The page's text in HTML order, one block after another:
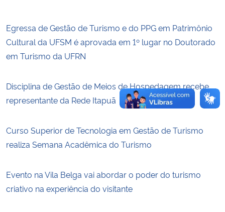
Egressa de Gestão de Turismo e do PPG em Patrimônio
Cultural da UFSM é aprovada em 1º lugar no Doutorado
em Turismo da UFRN
Disciplina de Gestão de Meios de Hospedagem recebe
representante da Rede Itapuã
Curso Superior de Tecnologia em Gestão de Turismo
realiza Semana Acadêmica do Turismo
Evento na Vila Belga vai abordar o poder do turismo
criativo na experiência do visitante